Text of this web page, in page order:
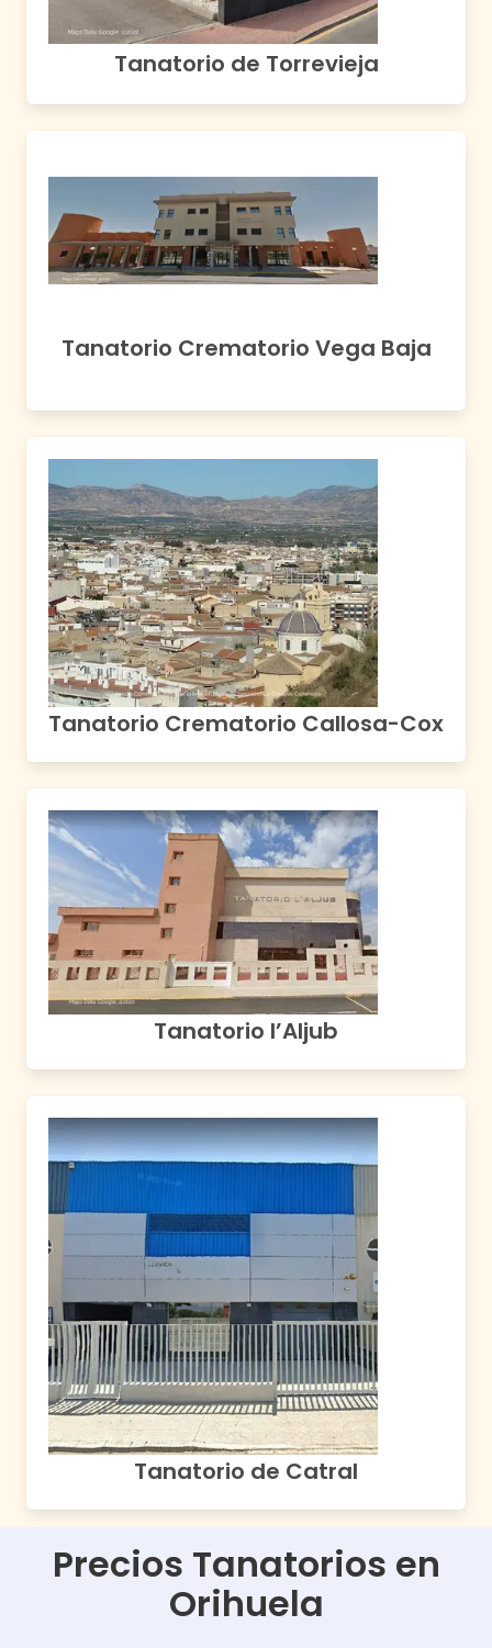
Tanatorio de Torrevieja
Tanatorio Crematorio Vega Baja
Tanatorio Crematorio Callosa-Cox
Tanatorio l’Aljub
Tanatorio de Catral
Precios Tanatorios en
Orihuela